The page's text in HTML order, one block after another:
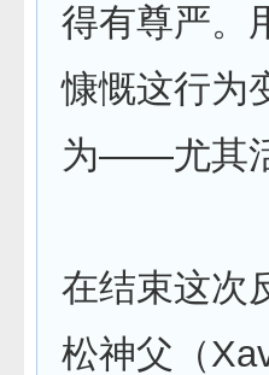
得有尊严。
慷慨这行为
为——尤其
在结束这次
松神父（